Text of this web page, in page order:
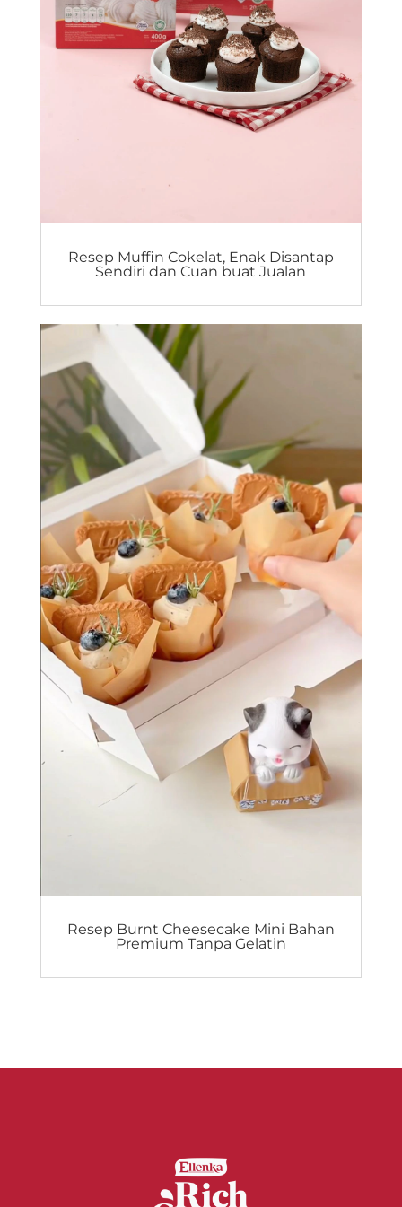
Resep Muffin Cokelat, Enak Disantap
Sendiri dan Cuan buat Jualan
Resep Burnt Cheesecake Mini Bahan
Premium Tanpa Gelatin